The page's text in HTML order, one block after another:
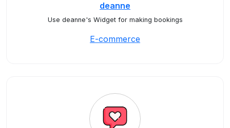
deanne
Use deanne's Widget for making bookings
E-commerce